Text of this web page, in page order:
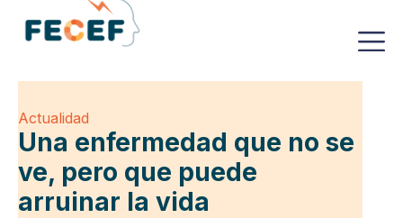
Actualidad
Una enfermedad que no se
ve, pero que puede
arruinar la vida